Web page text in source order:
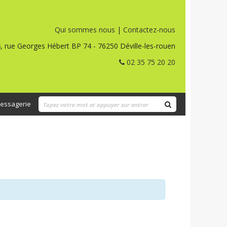
Qui sommes nous | Contactez-nous
rue Georges Hébert BP 74 - 76250 Déville-les-rouen
02 35 75 20 20